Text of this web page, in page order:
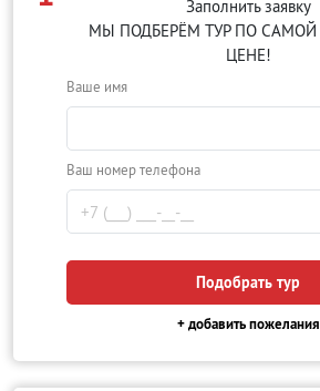
Заполнить заявку
МЫ ПОДБЕРЁМ ТУР ПО САМОЙ
ЦЕНЕ!
Ваше имя
Ваш номер телефона
Подобрать тур
+ добавить пожелания